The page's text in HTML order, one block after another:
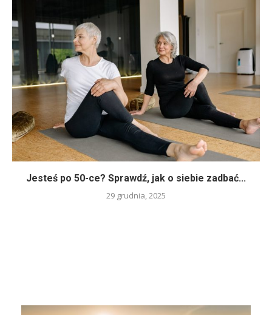
Jesteś po 50-ce? Sprawdź, jak o siebie zadbać...
29 grudnia, 2025